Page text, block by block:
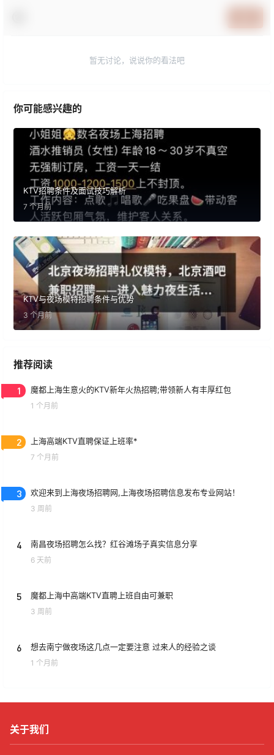
暂无讨论，说说你的看法吧
你可能感兴趣的
KTV招聘条件及面试技巧解析
7 个月前
KTV与夜场模特招聘条件与优势
3 个月前
推荐阅读
1 魔都上海生意火的KTV新年火热招聘;带领新人有丰厚红包
1 个月前
2 上海高端KTV直聘保证上班率*
7 个月前
3 欢迎来到上海夜场招聘网,上海夜场招聘信息发布专业网站！
3 周前
4 南昌夜场招聘怎么找？红谷滩场子真实信息分享
6 天前
5 魔都上海中高端KTV直聘上班自由可兼职
3 周前
6 想去南宁做夜场这几点一定要注意 过来人的经验之谈
1 个月前
关于我们